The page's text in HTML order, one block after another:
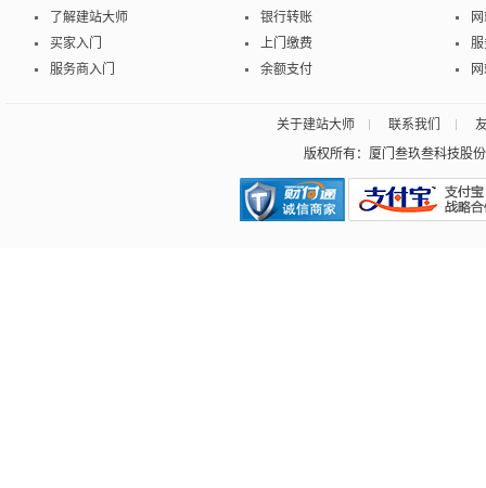
了解建站大师
买家入门
服务商入门
银行转账
上门缴费
余额支付
关于建站大师 联系我们
版权所有：厦门叁玖叁科技股